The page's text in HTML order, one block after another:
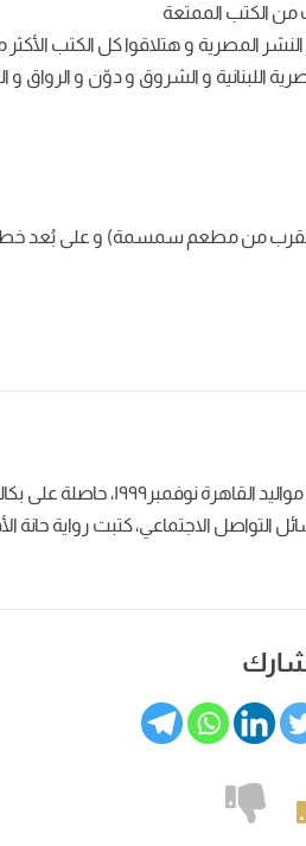
من الكتب الممتعة
المصرية و هتلاقوا كل الكتب الأكثر
اللبنانية و الشروق و دوّن و الرواق و
الدقي (بالقرب من مطعم سمسمة) و على بُعد
كاتبة روائية وصحفية مصرية مواليد
الاجتماعي، كتبت رواية حانة